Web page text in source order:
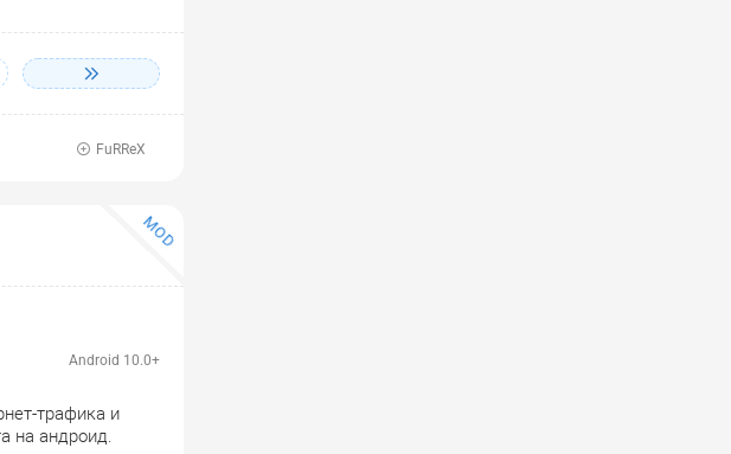
FuRReX
MOD
Android 10.0+
трафика и
на андроид.